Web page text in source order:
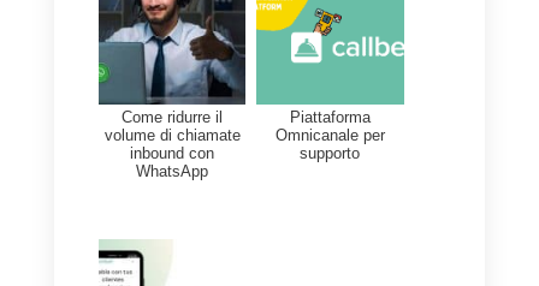
stanze a seconda delle
dimensioni della tua azienda.
Alcune delle caratteristiche più
a) Personalizzazione